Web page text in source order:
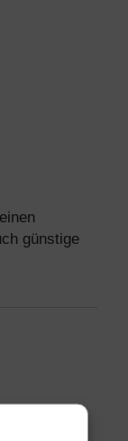
günstige